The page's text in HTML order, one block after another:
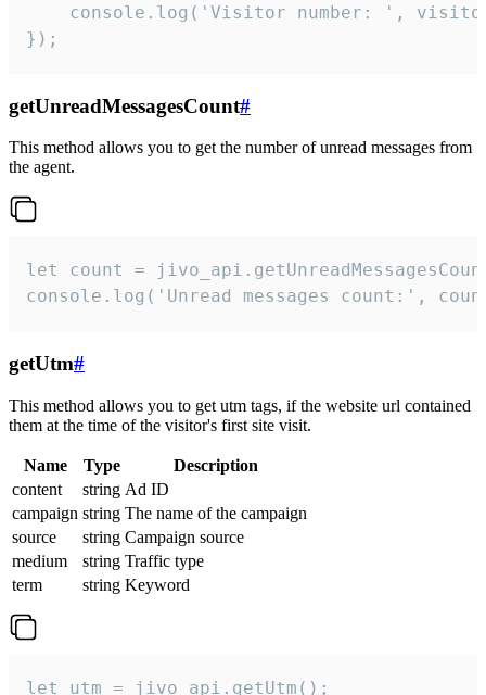
console.log('Visitor number: ',
});
getUnreadMessagesCount#
This method allows you to get the number of unread messages from
the agent.
let count =
console.log('Unread messages count:',
getUtm#
This method allows you to get utm tags, if the website url contained
them at the time of the visitor's first site visit.
Name Type
Description
content
string Ad ID
campaign string The name of the campaign
source
string Campaign source
medium
string Traffic type
term
string Keyword
let utm = jivo_api.getUtm();